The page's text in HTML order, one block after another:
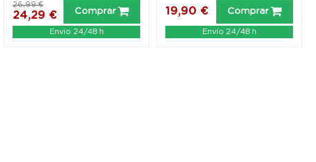
24,29 €
26,99 €
Comprar
Envío 24/48 h
19,90 € Comprar
Envío 24/48 h